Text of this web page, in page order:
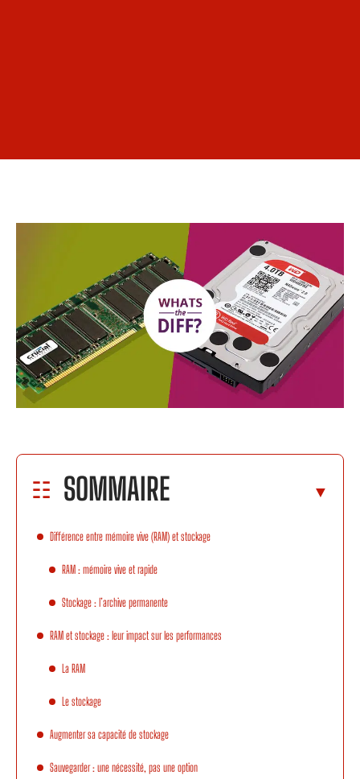
SOMMAIRE
Différence entre mémoire vive (RAM) et stockage
RAM : mémoire vive et rapide
Stockage : l’archive permanente
RAM et stockage : leur impact sur les performances
La RAM
Le stockage
Augmenter sa capacité de stockage
Sauvegarder : une nécessité, pas une option